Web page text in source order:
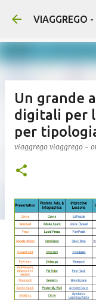
VIAGGREGO
Un grande
digitali per
per
viaggrego viaggrego -